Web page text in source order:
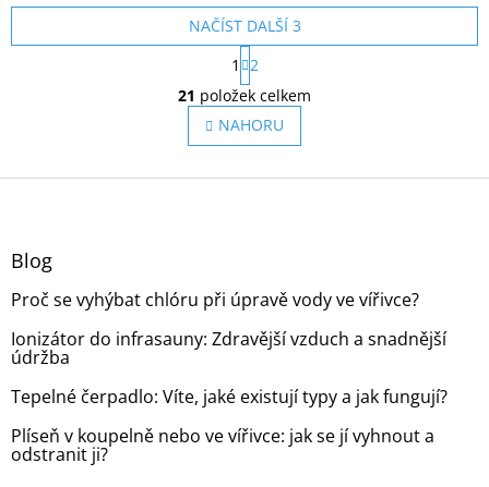
O
v
l
á
a
v
k
y
v
p
s
NAČÍST DALŠÍ 3
S
t
r
á
n
k
v
1
2
21 položek celkem
NAHORU
Z
Blog
Proč se vyhýbat chlóru při úpravě vody ve vířivce?
Ionizátor do infrasauny: Zdravější vzduch a snadnější
údržba
Tepelné čerpadlo: Víte, jaké existují typy a jak fungují?
Plíseň v koupelně nebo ve vířivce: jak se jí vyhnout a
odstranit ji?